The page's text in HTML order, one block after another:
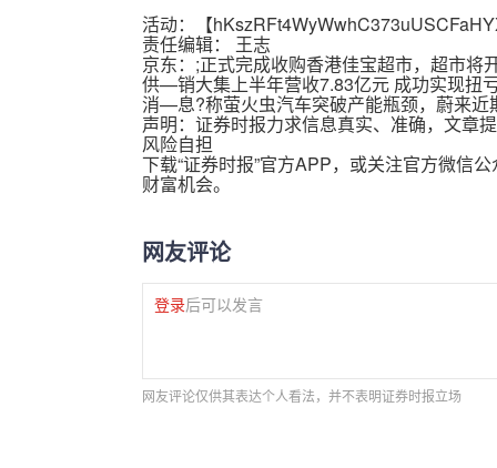
活动：【
责任编辑： 王志
京东：;正式完成收购香港佳宝超市，超市将
供—销大集上半年营收7.83亿元 成功实现扭
消—息?称萤火虫汽车突破产能瓶颈，蔚来近
声明：证券时报力求信息真实、准确，文章
风险自担
下载“证券时报”官方APP，或关注官方微信
财富机会。
网友评论
登录后可以发言
网友评论仅供其表达个人看法，并不表明证券时报立场